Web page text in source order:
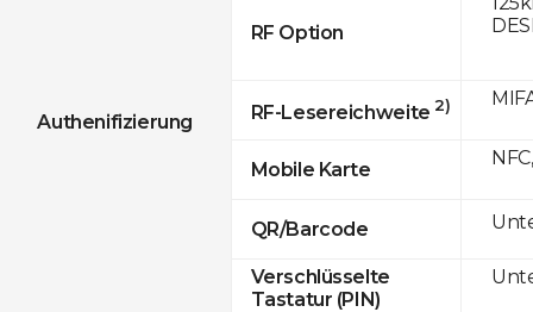
Authenifizierung
RF Option
RF-Lesereichweite 2)
Mobile Karte
QR/Barcode
Verschlüsselte
Tastatur (PIN)